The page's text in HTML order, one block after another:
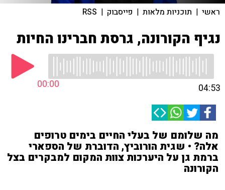
ראשי | תוכניות מלאות | פייסבוק |
RSS
נגיף הקורונה, גרסת חברינו החיות
00:00 04:53
מה שלומם של בעלי החיים בימים טרופים
אלה? • שגית הורוביץ, הדוברת של הספארי
ברמת גן על היערכות צוות המקום למבקרים בצל
הקורונה